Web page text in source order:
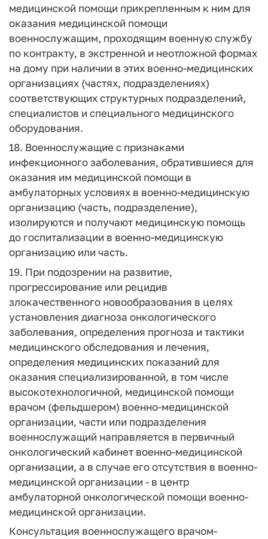
медицинской помощи прикрепленным к ним для
оказания медицинской помощи
военнослужащим, проходящим военную службу
по контракту, в экстренной и неотложной формах
на дому при наличии в этих военно-медицинских
организациях (частях, подразделениях)
соответствующих структурных подразделений,
специалистов и специального медицинского
оборудования.
18. Военнослужащие с признаками
инфекционного заболевания, обратившиеся для
оказания им медицинской помощи в
амбулаторных условиях в военно-медицинскую
организацию (часть, подразделение),
изолируются и получают медицинскую помощь
до госпитализации в военно-медицинскую
организацию или часть.
19. При подозрении на развитие,
прогрессирование или рецидив
злокачественного новообразования в целях
установления диагноза онкологического
заболевания, определения прогноза и тактики
медицинского обследования и лечения,
определения медицинских показаний для
оказания специализированной, в том числе
высокотехнологичной, медицинской помощи
врачом (фельдшером) военно-медицинской
организации, части или подразделения
военнослужащий направляется в первичный
онкологический кабинет военно-медицинской
организации, а в случае его отсутствия в военно-
медицинской организации - в центр
амбулаторной онкологической помощи военно-
медицинской организации.
Консультация военнослужащего врачом-